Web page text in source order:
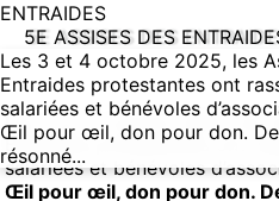
ENTRAIDES
5E ASSISES DES
Les 3 et 4 octobre 2025, les
Entraides protestantes ont
salariées et bénévoles
Œil pour œil, don pour don.
résonné...
Les 3 et 4 octobre 2025, les
Entraides protestantes ont
salariées et bénévoles
Œil pour œil, don pour don.